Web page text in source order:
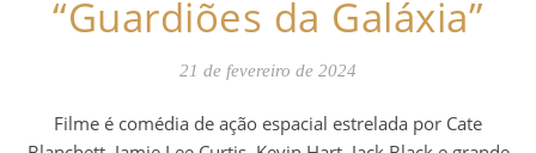
“Guardiões da Galáxia”
21 de fevereiro de 2024
Filme é comédia de ação espacial estrelada por Cate